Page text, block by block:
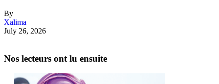
By
Xalima
July 26, 2026
Nos lecteurs ont lu ensuite